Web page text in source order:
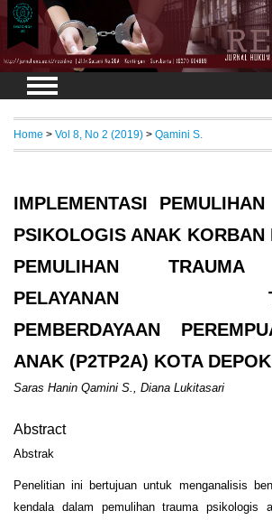
Home > Vol 8, No 2 (2019) > Qamini S.
IMPLEMENTASI
PSIKOLOGIS ANAK KORBAN
PEMULIHAN TRAUMA
PELAYANAN
PEMBERDAYAAN
ANAK (P2TP2A) KOTA DEPOK
Saras Hanin Qamini S., Diana Lukitasari
Abstract
Abstrak
Penelitian ini bertujuan untuk menganalisis
kendala dalam pemulihan trauma psikologis